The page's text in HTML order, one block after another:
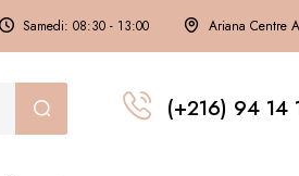
Samedi: 08:30 - 13:00 Ariana Centre
(+216) 94 14